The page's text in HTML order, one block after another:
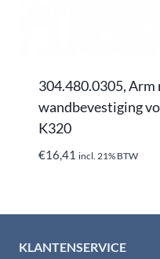
304.480.0305,
wandbevestiging
K320
€16,41 incl. 21% BTW
KLANTENSERVICE